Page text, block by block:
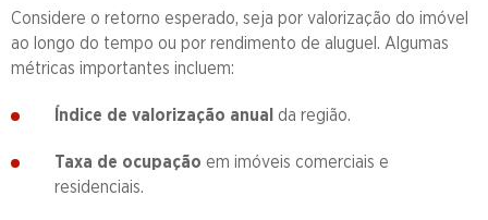
Considere o retorno esperado, seja por valorização do imóvel
ao longo do tempo ou por rendimento de aluguel. Algumas
métricas importantes incluem:
Índice de valorização anual da região.
Taxa de ocupação em imóveis comerciais e
residenciais.